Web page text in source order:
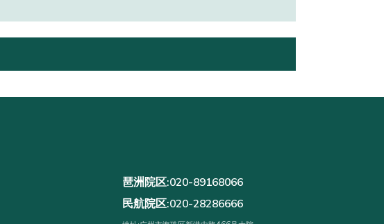
琶洲院区:020-89168066
民航院区:020-28286666